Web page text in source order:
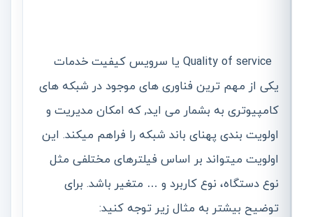
Quality of service یا سرویس کیفیت خدمات
یکی از مهم ترین فناوری های موجود در شبکه های
کامپیوتری به بشمار می اید, که امکان مدیریت و
اولویت بندی پهنای باند شبکه را فراهم میکند. این
اولویت میتواند بر اساس فیلترهای مختلفی مثل
نوع دستگاه، نوع کاربرد و … متغیر باشد. برای
توضیح بیشتر به مثال زیر توجه کنید: